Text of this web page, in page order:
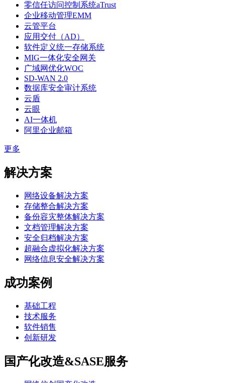
零信任访问控制系统aTrust
企业移动管理EMM
云管平台
应用交付（AD）
软件定义统一存储系统
MIG一体化安全网关
广域网优化WOC
SD-WAN 2.0
数据库安全审计系统
云盾
云眼
AI一体机
阿里企业邮箱
更多
解决方案
网络设备解决方案
存储整合解决方案
备份容灾整体解决方案
文档管理解决方案
安全归档解决方案
超融合虚拟化解决方案
网络信息安全解决方案
成功案例
基础工程
技术服务
软件销售
创新研发
国产化改造&SASE服务